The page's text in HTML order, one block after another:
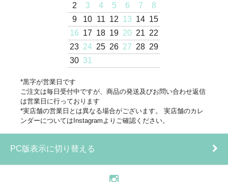
2
3 4 5 6 7
8
9
10 11 12 13 14 15
16 17 18 19 20 21 22
23 24 25 26 27 28 29
30 31
*黒字が営業日です
ご注文は毎日受付中ですが、商品の発送及びお問い合わせ返信
は営業日に行っております
*実店舗の営業日とは異なる場合がございます。 実店舗のカレ
ンダーについてはInstagramよりご確認ください。
PC版表示に切り替える